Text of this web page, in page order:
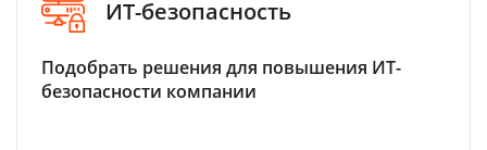
ИТ-безопасность
Подобрать решения для повышения ИТ-
безопасности компании